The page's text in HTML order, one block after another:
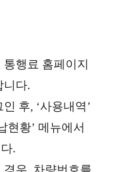
행료 홈페이지
니다.
후, ‘사용내역’
현황’ 메뉴에서
.